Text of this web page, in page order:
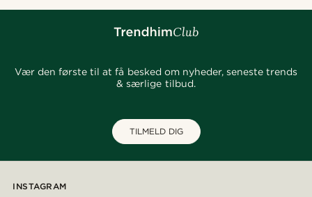
Vær den første til at få besked om nyheder, seneste trends
& særlige tilbud.
TILMELD DIG
INSTAGRAM